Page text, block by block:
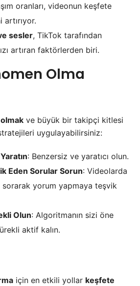
oranları, videonun keşfete
sesler, TikTok tarafından
artıran faktörlerden biri.
Olma
ve büyük bir takipçi kitlesi
uygulayabilirsiniz:
: Benzersiz ve yaratıcı olun.
Eden Sorular Sorun: Videolarda
yorum yapmaya teşvik
Olun: Algoritmanın sizi öne
aktif kalın.
için en etkili yollar keşfete